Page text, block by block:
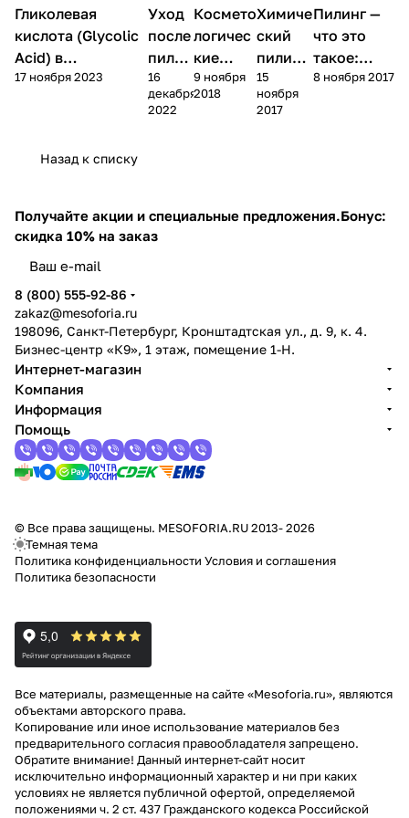
Компоненты
косметики
Гликолевая
кислота (Glycolic
Acid) в
косметике:
17 ноября 2023
Пилинг
Уход
после
пилин
га:
чек-
16
декабря
2022
за
Космето
логичес
кие
процеду
ры на
9 ноября
2018
Пилинг
Химиче
ский
пилинг
– Что
это
15
ноября
2017
Пилинг
Пилинг —
что это
такое:
основные
8 ноября 2017
Назад к списку
Получайте акции и специальные предложения.Бонус:
скидка 10% на заказ
8 (800) 555-92-86
zakaz@mesoforia.ru
198096, Санкт-Петербург, Кронштадтская ул., д. 9, к. 4.
Бизнес-центр «К9», 1 этаж, помещение 1-Н.
Интернет-магазин
Компания
Информация
Помощь
© Все права защищены. MESOFORIA.RU 2013- 2026
Темная тема
Политика конфиденциальности Условия и соглашения
Политика безопасности
Все материалы, размещенные на сайте «Mesoforia.ru», являются
объектами авторского права.
Копирование или иное использование материалов без
предварительного согласия правообладателя запрещено.
Обратите внимание! Данный интернет-сайт носит
исключительно информационный характер и ни при каких
условиях не является публичной офертой, определяемой
положениями ч. 2 ст. 437 Гражданского кодекса Российской